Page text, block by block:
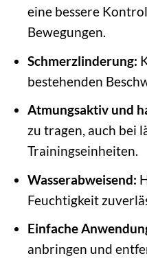
eine bessere
Bewegungen.
Schmerzlinderung:
bestehenden
Atmungsaktiv und
zu tragen, auch bei
Trainingseinheiten.
Wasserabweisend:
Feuchtigkeit
Einfache
anbringen und